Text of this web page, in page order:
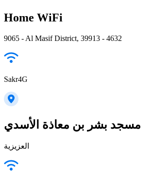
Home WiFi
9065 - Al Masif District, 39913 - 4632
Sakr4G
مسجد بشر بن معاذة الأسدي
العزيزية